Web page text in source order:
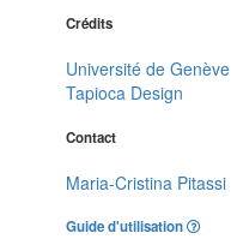
Crédits
Université de Genève
Tapioca Design
Contact
Maria-Cristina Pitassi
Guide d'utilisation